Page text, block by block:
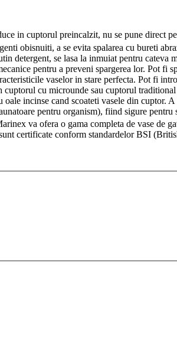
in cuptorul preincalzit, nu se pune direct
obisnuiti, a se evita spalarea cu bureti
detergent, se lasa la inmuiat pentru
pentru a preveni spargerea lor. Pot fi
vaselor in stare perfecta. Pot fi
cu microunde sau cuptorul
incinse cand scoateti vasele din cuptor.
pentru organism), fiind sigure pentru
va ofera o gama completa de vase de
certificate conform standardelor BSI